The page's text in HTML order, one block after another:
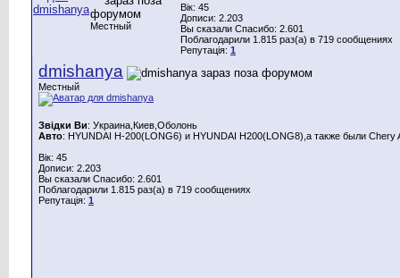
Местный
Вік: 45
Дописи: 2.203
Вы сказали Спасибо: 2.601
Поблагодарили 1.815 раз(а) в 719 сообщениях
Репутація: 1
dmishanya
Местный
Звідки Ви: Украина,Киев,Оболонь
Авто: HYUNDAI H-200(LONG6) и HYUNDAI H200(LONG8),а также были Chery
Вік: 45
Дописи: 2.203
Вы сказали Спасибо: 2.601
Поблагодарили 1.815 раз(а) в 719 сообщениях
Репутація: 1